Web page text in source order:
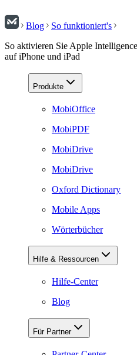
Blog
So funktioniert's
So aktivieren Sie Apple
auf iPhone und iPad
Produkte
MobiOffice
MobiPDF
MobiDrive
MobiDrive
Oxford Dictionary
Mobile Apps
Wörterbücher
Hilfe & Ressourcen
Hilfe-Center
Blog
Für Partner